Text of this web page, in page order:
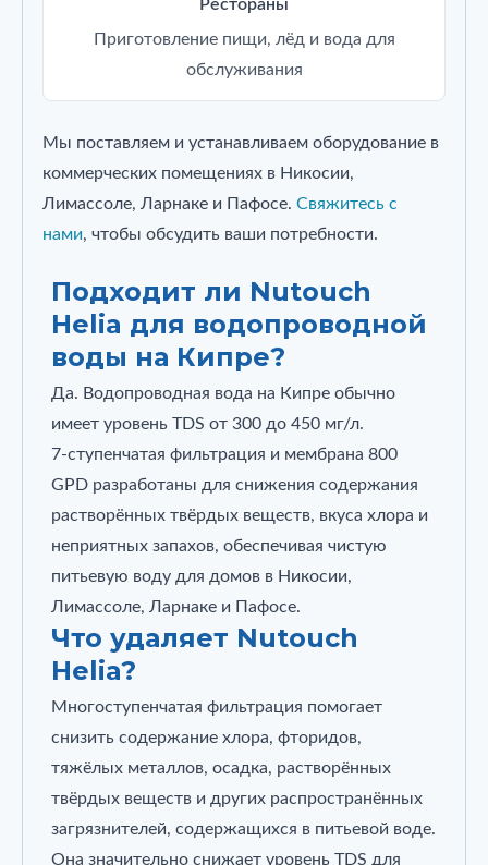
Рестораны
Приготовление пищи, лёд и вода для
обслуживания
Мы поставляем и устанавливаем оборудование в
коммерческих помещениях в Никосии,
Лимассоле, Ларнаке и Пафосе. Свяжитесь с
нами, чтобы обсудить ваши потребности.
Подходит ли Nutouch
Helia для водопроводной
воды на Кипре?
Да. Водопроводная вода на Кипре обычно
имеет уровень TDS от 300 до 450 мг/л.
7‑ступенчатая фильтрация и мембрана 800
GPD разработаны для снижения содержания
растворённых твёрдых веществ, вкуса хлора и
неприятных запахов, обеспечивая чистую
питьевую воду для домов в Никосии,
Лимассоле, Ларнаке и Пафосе.
Что удаляет Nutouch
Helia?
Многоступенчатая фильтрация помогает
снизить содержание хлора, фторидов,
тяжёлых металлов, осадка, растворённых
твёрдых веществ и других распространённых
загрязнителей, содержащихся в питьевой воде.
Она значительно снижает уровень TDS для